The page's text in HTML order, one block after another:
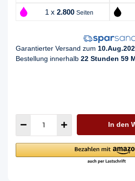
1 x 2.800 Seiten
Garantierter Versand zum
Bestellung innerhalb 22 Stunden 59
In den